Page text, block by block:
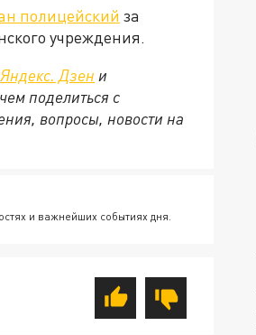
полицейский за
учреждения.
Яндекс. Дзен и
поделиться с
вопросы, новости на
и важнейших событиях дня.